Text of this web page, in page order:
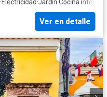
·Electricidad·Jardín·Cocina integral
Ver en detalle